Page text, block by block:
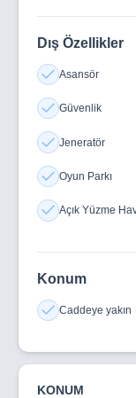
Dış Özellikler
Asansör
Güvenlik
Jeneratör
Oyun Parkı
Açık Yüzme
Konum
Caddeye yakın
KONUM